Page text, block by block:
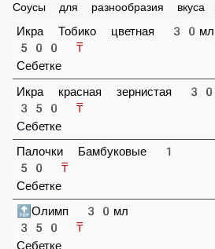
Соусы для разнообразия вкуса
Икра Тобико цветная 30мл
500 ₸
Себетке
Икра красная зернистая
350 ₸
Себетке
Палочки Бамбуковые 1
50 ₸
Себетке
🔝Олимп 30мл